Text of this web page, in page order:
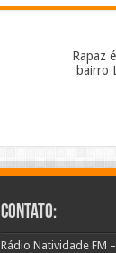
Rapaz
bairro
Contato:
Rádio Natividade FM